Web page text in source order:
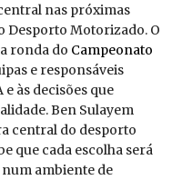
nas próximas
Desporto Motorizado. O
ronda do Campeonato
e responsáveis
às decisões que
Ben Sulayem
central do desporto
que cada escolha será
ambiente de